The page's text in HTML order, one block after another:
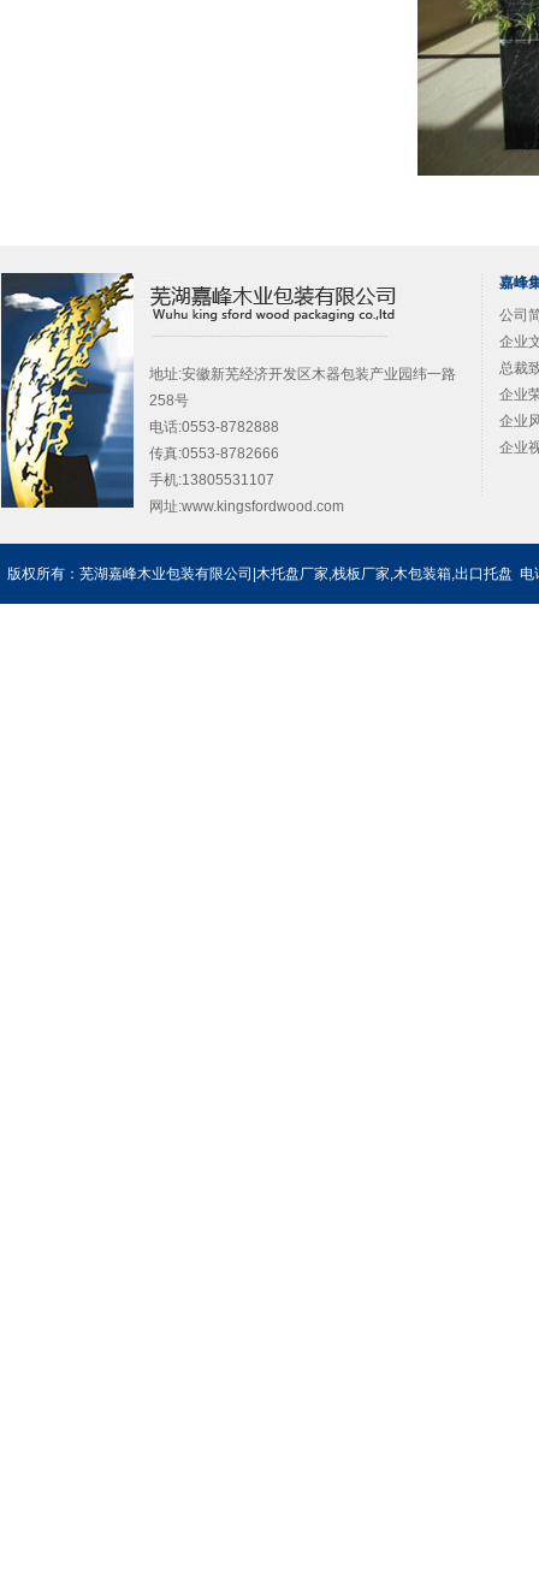
地址:安徽新芜经济开发区木器包装产业园纬一路
258号
电话:0553-8782888
传真:0553-8782666
手机:13805531107
网址:www.kingsfordwood.com
嘉峰
公司
企业
总裁
企业
企业
企业
版权所有：芜湖嘉峰木业包装有限公司|木托盘厂家,栈板厂家,木包装箱,出口托盘